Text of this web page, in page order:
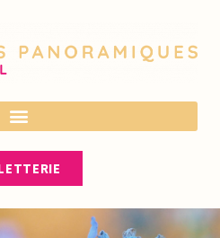
vérifiez nos
nos réseaux
Ils peuvent
confort.
OK